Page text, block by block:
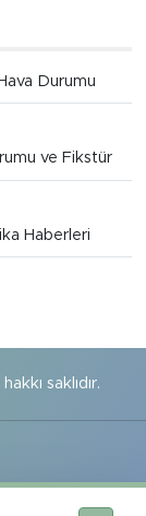
Durumu
ve Fikstür
Haberleri
saklıdır.